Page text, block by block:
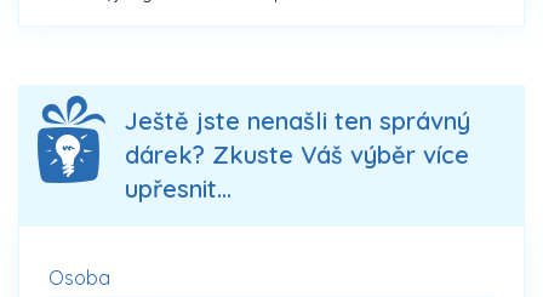
Ještě jste nenašli ten správný
dárek? Zkuste Váš výběr více
upřesnit...
Osoba